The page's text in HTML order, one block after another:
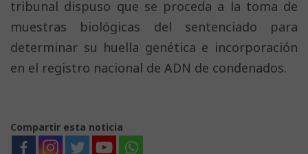
tribunal dispuso que se proceda a la toma de
muestras biológicas del sentenciado para
determinar su huella genética e incorporación
en el registro nacional de ADN de condenados.
Compartir esta noticia